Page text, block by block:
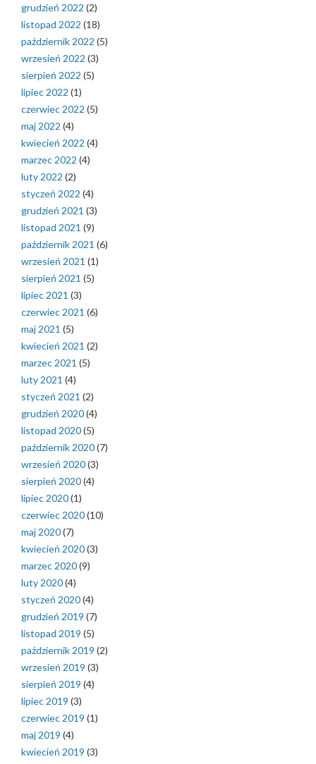
grudzień 2022 (2)
listopad 2022 (18)
październik 2022 (5)
wrzesień 2022 (3)
sierpień 2022 (5)
lipiec 2022 (1)
czerwiec 2022 (5)
maj 2022 (4)
kwiecień 2022 (4)
marzec 2022 (4)
luty 2022 (2)
styczeń 2022 (4)
grudzień 2021 (3)
listopad 2021 (9)
październik 2021 (6)
wrzesień 2021 (1)
sierpień 2021 (5)
lipiec 2021 (3)
czerwiec 2021 (6)
maj 2021 (5)
kwiecień 2021 (2)
marzec 2021 (5)
luty 2021 (4)
styczeń 2021 (2)
grudzień 2020(4)
listopad 2020(5)
październik 2020(7)
wrzesień 2020(3)
sierpień 2020(4)
lipiec 2020(1)
czerwiec 2020(10)
maj 2020(7)
kwiecień 2020(3)
marzec 2020(9)
luty 2020(4)
styczeń 2020(4)
grudzień 2019 (7)
listopad 2019 (5)
październik 2019 (2)
wrzesień 2019 (3)
sierpień 2019 (4)
lipiec 2019 (3)
czerwiec 2019 (1)
maj 2019 (4)
kwiecień 2019 (3)